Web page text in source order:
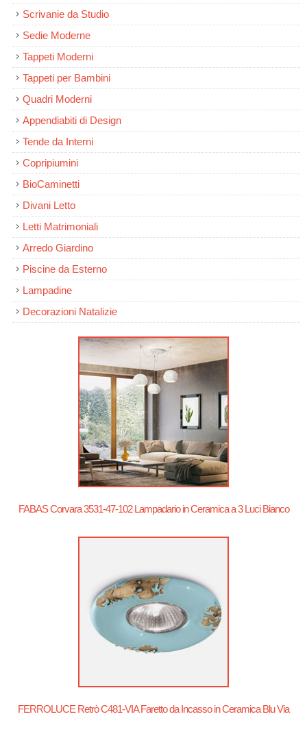
Scrivanie da Studio
Sedie Moderne
Tappeti Moderni
Tappeti per Bambini
Quadri Moderni
Appendiabiti di Design
Tende da Interni
Copripiumini
BioCaminetti
Divani Letto
Letti Matrimoniali
Arredo Giardino
Piscine da Esterno
Lampadine
Decorazioni Natalizie
FABAS Corvara 3531-47-102 Lampadario in Ceramica a 3 Luci Bianco
FERROLUCE Retrò C481-VIA Faretto da Incasso in Ceramica Blu Via